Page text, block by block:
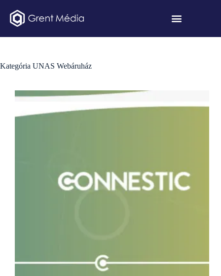
Kategória UNAS Webáruház